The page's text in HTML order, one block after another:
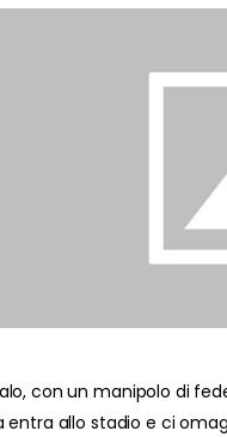
con un manipolo di
entra allo stadio e ci